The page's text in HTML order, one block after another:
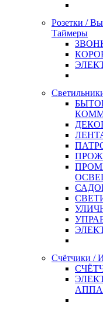
Розетки /
Таймеры
Счётчики /